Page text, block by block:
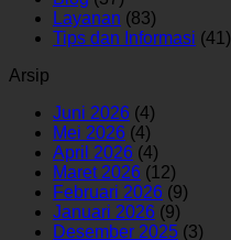
Layanan (83)
Tips dan Informasi (41)
Arsip
Juni 2026 (4)
Mei 2026 (4)
April 2026 (4)
Maret 2026 (12)
Februari 2026 (9)
Januari 2026 (9)
Desember 2025 (3)